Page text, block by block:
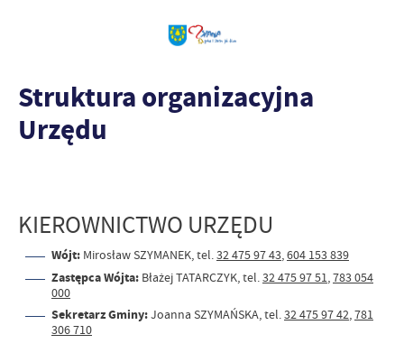
Struktura organizacyjna
Urzędu
KIEROWNICTWO URZĘDU
Wójt: Mirosław SZYMANEK, tel.32 475 97 43,604 153 839
Zastępca Wójta: Błażej TATARCZYK, tel.32 475 97 51,783 054
000
Sekretarz Gminy:Joanna SZYMAŃSKA, tel.32 475 97 42,781
306 710